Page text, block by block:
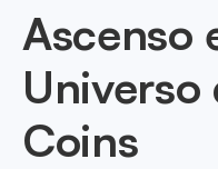
Ascenso
Universo
Coins